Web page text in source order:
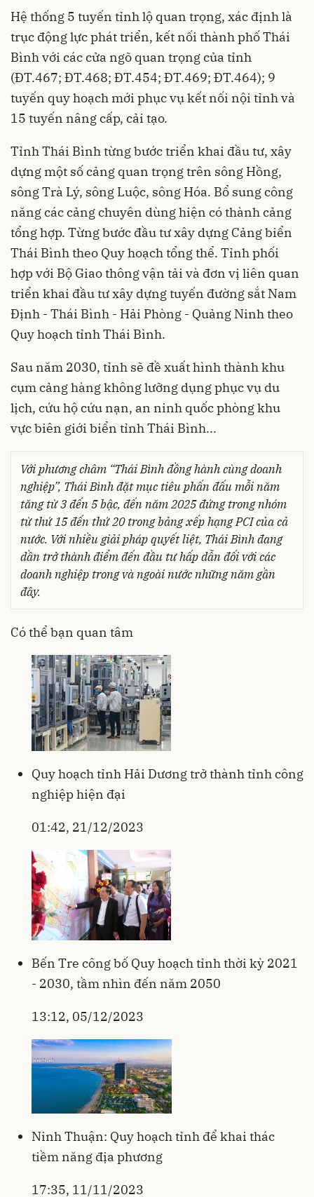
Hệ thống 5 tuyến tỉnh lộ quan trọng, xác định là
trục động lực phát triển, kết nối thành phố Thái
Bình với các cửa ngõ quan trọng của tỉnh
(ĐT.467; ĐT.468; ĐT.454; ĐT.469; ĐT.464); 9
tuyến quy hoạch mới phục vụ kết nối nội tỉnh và
15 tuyến nâng cấp, cải tạo.
Tỉnh Thái Bình từng bước triển khai đầu tư, xây
dựng một số cảng quan trọng trên sông Hồng,
sông Trà Lý, sông Luộc, sông Hóa. Bổ sung công
năng các cảng chuyên dùng hiện có thành cảng
tổng hợp. Từng bước đầu tư xây dựng Cảng biển
Thái Bình theo Quy hoạch tổng thể. Tỉnh phối
hợp với Bộ Giao thông vận tải và đơn vị liên quan
triển khai đầu tư xây dựng tuyến đường sắt Nam
Định - Thái Bình - Hải Phòng - Quảng Ninh theo
Quy hoạch tỉnh Thái Bình.
Sau năm 2030, tỉnh sẽ đề xuất hình thành khu
cụm cảng hàng không lưỡng dụng phục vụ du
lịch, cứu hộ cứu nạn, an ninh quốc phòng khu
vực biên giới biển tỉnh Thái Bình...
Với phương châm “Thái Bình đồng hành cùng doanh
nghiệp”, Thái Bình đặt mục tiêu phấn đấu mỗi năm
tăng từ 3 đến 5 bậc, đến năm 2025 đứng trong nhóm
từ thứ 15 đến thứ 20 trong bảng xếp hạng PCI của cả
nước. Với nhiều giải pháp quyết liệt, Thái Bình đang
dần trở thành điểm đến đầu tư hấp dẫn đối với các
doanh nghiệp trong và ngoài nước những năm gần
đây.
Có thể bạn quan tâm
Quy hoạch tỉnh Hải Dương trở thành tỉnh công
nghiệp hiện đại
01:42, 21/12/2023
Bến Tre công bố Quy hoạch tỉnh thời kỳ 2021
- 2030, tầm nhìn đến năm 2050
13:12, 05/12/2023
Ninh Thuận: Quy hoạch tỉnh để khai thác
tiềm năng địa phương
17:35, 11/11/2023